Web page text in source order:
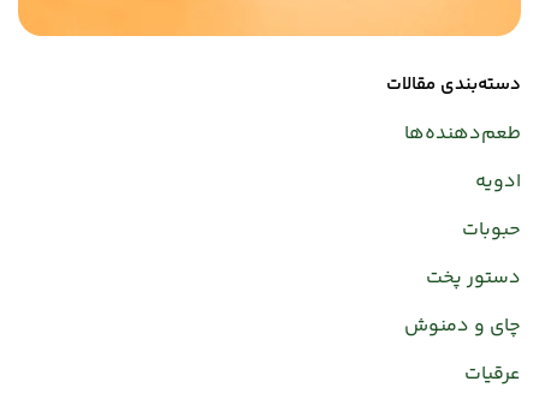
دسته‌بندی مقالات
طعم‌دهنده‌ها
ادویه
حبوبات
دستور پخت
چای و دمنوش
عرقیات